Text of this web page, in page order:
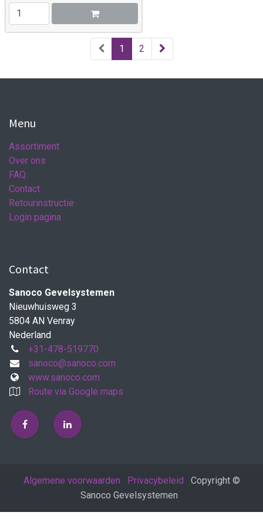
1 2
Menu
Assortiment
Over ons
FAQ
Contact
Retourinstructie
Login pagina
Contact
Sanoco Gevelsystemen
Nieuwhuisweg 3
5804 AN Venray
Nederland
+31-478-519770
sanoco@sanoco.com
www.sanoco.com
Route via Google maps
Algemene voorwaarden Privacybeleid
Copyright ©
Sanoco Gevelsystemen